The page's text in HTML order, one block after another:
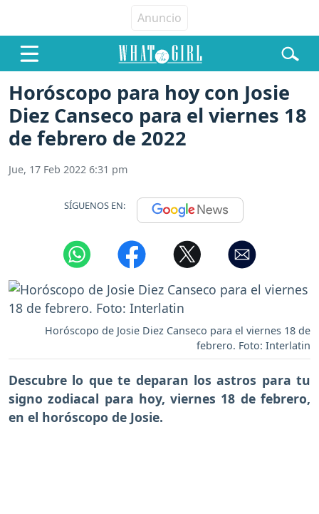
Horóscopo para hoy con Josie
Diez Canseco para el viernes 18
de febrero de 2022
Jue, 17 Feb 2022 6:31 pm
SÍGUENOS EN:
Horóscopo de Josie Diez Canseco para el viernes 18 de
febrero. Foto: Interlatin
Descubre lo que te deparan los astros para tu
signo zodiacal para hoy,viernes 18 de febrero,
en el horóscopo de Josie.